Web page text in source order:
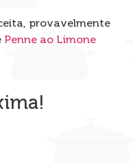
provavelmente
Penne ao Limone